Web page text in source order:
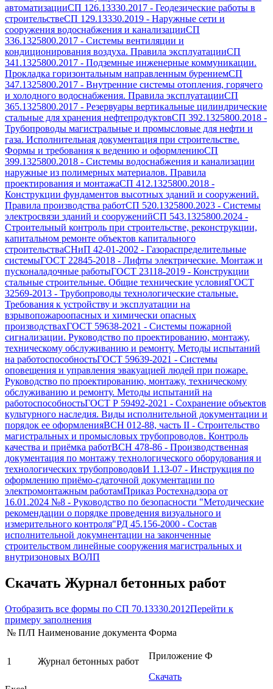
автоматизацииСП 126.13330.2017 - Геодезические работы в
строительствеСП 129.13330.2019 - Наружные сети и
сооружения водоснабжения и канализацииСП
336.1325800.2017 - Системы вентиляции и
кондиционирования воздуха. Правила эксплуатацииСП
341.1325800.2017 - Подземные инженерные коммуникации.
Прокладка горизонтальным направленным бурениемСП
347.1325800.2017 - Внутренние системы отопления, горячего
и холодного водоснабжения. Правила эксплуатацииСП
365.1325800.2017 - Резервуары вертикальные цилиндрические
стальные для хранения нефтепродуктовСП 392.1325800.2018 -
Трубопроводы магистральные и промысловые для нефти и
газа. Исполнительная документация при строительстве.
Формы и требования к ведению и оформлениюСП
399.1325800.2018 - Системы водоснабжения и канализации
наружные из полимерных материалов. Правила
проектирования и монтажаСП 412.1325800.2018 -
Конструкции фундаментов высотных зданий и сооружений.
Правила производства работСП 520.1325800.2023 - Системы
электросвязи зданий и сооруженийСП 543.1325800.2024 -
Строительный контроль при строительстве, реконструкции,
капитальном ремонте объектов капитального
строительстваСНиП 42-01-2002 - Газораспределительные
системыГОСТ 22845-2018 - Лифты электрические. Монтаж и
пусконаладочные работыГОСТ 23118-2019 - Конструкции
стальные строительные. Общие технические условияГОСТ
32569-2013 - Трубопроводы технологические стальные.
Требования к устройству и эксплуатации на
взрывопожароопасных и химически опасных
производствахГОСТ 59638-2021 - Системы пожарной
сигнализации. Руководство по проектированию, монтажу,
техническому обслуживанию и ремонту. Методы испытаний
на работоспособностьГОСТ 59639-2021 - Системы
оповещения и управления эвакуацией людей при пожаре.
Руководство по проектированию, монтажу, техническому
обслуживанию и ремонту. Методы испытаний на
работоспособностьГОСТ Р 59492-2021 - Сохранение объектов
культурного наследия. Виды исполнительной документации и
порядок ее оформленияВСН 012-88, часть II - Строительство
магистральных и промысловых трубопроводов. Контроль
качества и приёмка работВСН 478-86 - Производственная
документация по монтажу технологического оборудования и
технологических трубопроводовИ 1.13-07 - Инструкция по
оформлению приёмо-сдаточной документации по
электромонтажным работамПриказ Ростехнадзора от
16.01.2024 №8 - Руководство по безопасности "Методические
рекомендации о порядке проведения визуального и
измерительного контроля"РД 45.156-2000 - Состав
исполнительной докумнентации на законченные
строительством линейные сооружения магистральных и
внутризоновых ВОЛП
Скачать Журнал бетонных работ
Отобразить все формы по СП 70.13330.2012Перейти к
примеру заполнения
№ П/П Наименование документа Форма
1 Журнал бетонных работ
Приложение Ф
Скачать